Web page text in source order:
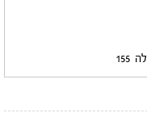
155